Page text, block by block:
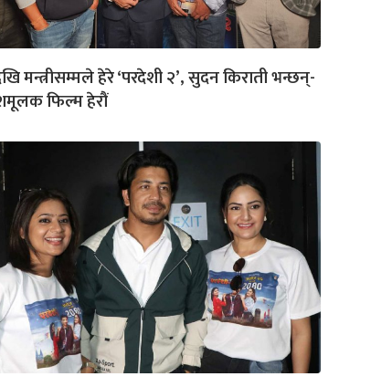
मन्त्रीसम्मले हेरे ‘परदेशी २’, सुदन किराती भन्छन्-
फिल्म हेरौं